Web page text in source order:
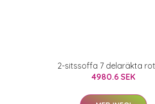
2-sitssoffa 7 delaräkta
4980.6 SEK